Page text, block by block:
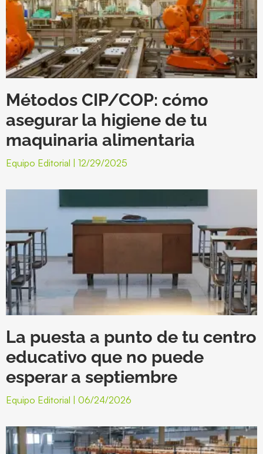
Métodos CIP/COP: cómo
asegurar la higiene de tu
maquinaria alimentaria
Equipo Editorial 12/29/2025
La puesta a punto de tu centro
educativo que no puede
esperar a septiembre
Equipo Editorial 06/24/2026